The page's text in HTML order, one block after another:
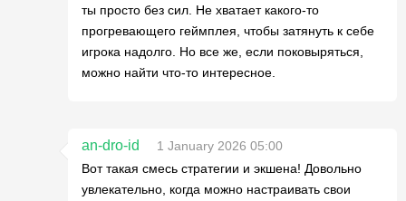
ты просто без сил. Не хватает какого-то
прогревающего геймплея, чтобы затянуть к себе
игрока надолго. Но все же, если поковыряться,
можно найти что-то интересное.
an-dro-id
1 January 2026 05:00
Вот такая смесь стратегии и экшена! Довольно
увлекательно, когда можно настраивать свои